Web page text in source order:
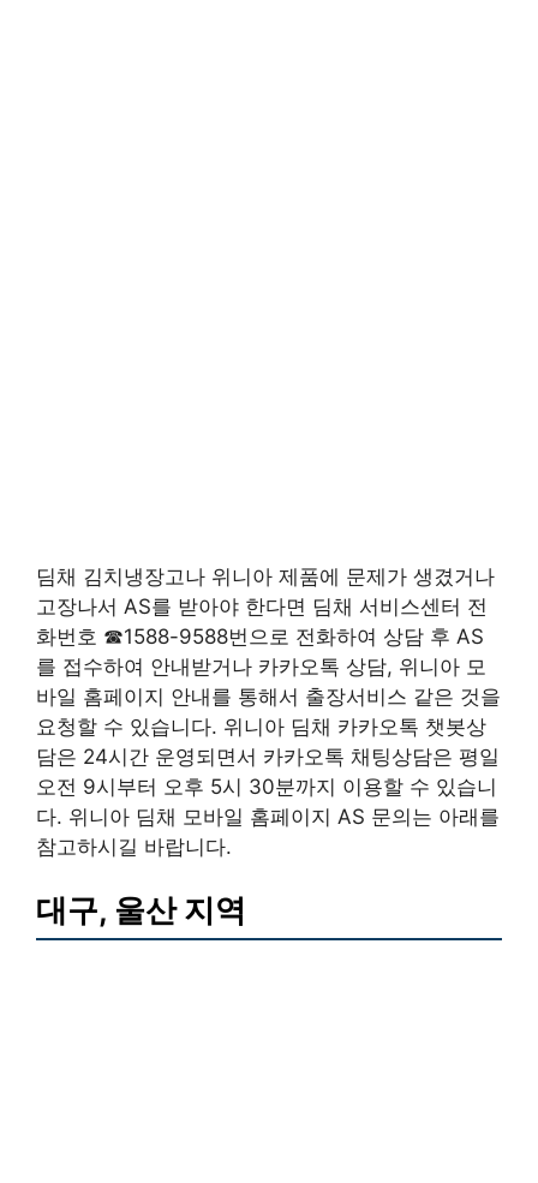
딤채 김치냉장고나 위니아 제품에 문제가 생겼거나
고장나서 AS를 받아야 한다면 딤채 서비스센터 전
화번호 ☎1588-9588번으로 전화하여 상담 후 AS
를 접수하여 안내받거나 카카오톡 상담, 위니아 모
바일 홈페이지 안내를 통해서 출장서비스 같은 것을
요청할 수 있습니다. 위니아 딤채 카카오톡 챗봇상
담은 24시간 운영되면서 카카오톡 채팅상담은 평일
오전 9시부터 오후 5시 30분까지 이용할 수 있습니
다. 위니아 딤채 모바일 홈페이지 AS 문의는 아래를
참고하시길 바랍니다.
대구, 울산 지역